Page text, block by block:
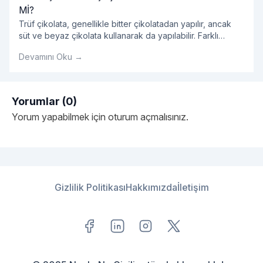
Mİ?
Trüf çikolata, genellikle bitter çikolatadan yapılır, ancak
süt ve beyaz çikolata kullanarak da yapılabilir. Farklı
farklılaştırır.
Devamını Oku →
Yorumlar (0)
Yorum yapabilmek için oturum açmalısınız.
Gizlilik PolitikasıHakkımızdaİletişim